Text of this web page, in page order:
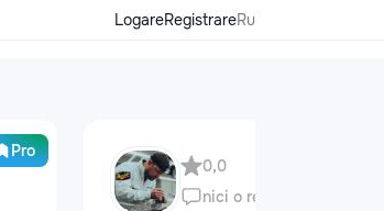
LogareRegistrareRu
Pro
0,0
nici o recenzie